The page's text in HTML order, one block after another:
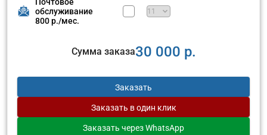
обслуживание
800 р./мес.
Сумма заказа30 000 р.
Заказать
Заказать в один клик
Заказать через WhatsApp